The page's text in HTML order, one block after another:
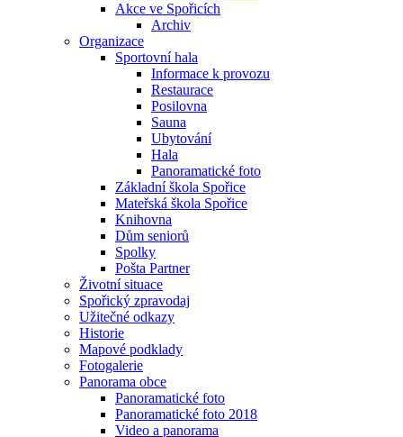
Akce ve Spořicích
Archiv
Organizace
Sportovní hala
Informace k provozu
Restaurace
Posilovna
Sauna
Ubytování
Hala
Panoramatické foto
Základní škola Spořice
Mateřská škola Spořice
Knihovna
Dům seniorů
Spolky
Pošta Partner
Životní situace
Spořický zpravodaj
Užitečné odkazy
Historie
Mapové podklady
Fotogalerie
Panorama obce
Panoramatické foto
Panoramatické foto 2018
Video a panorama